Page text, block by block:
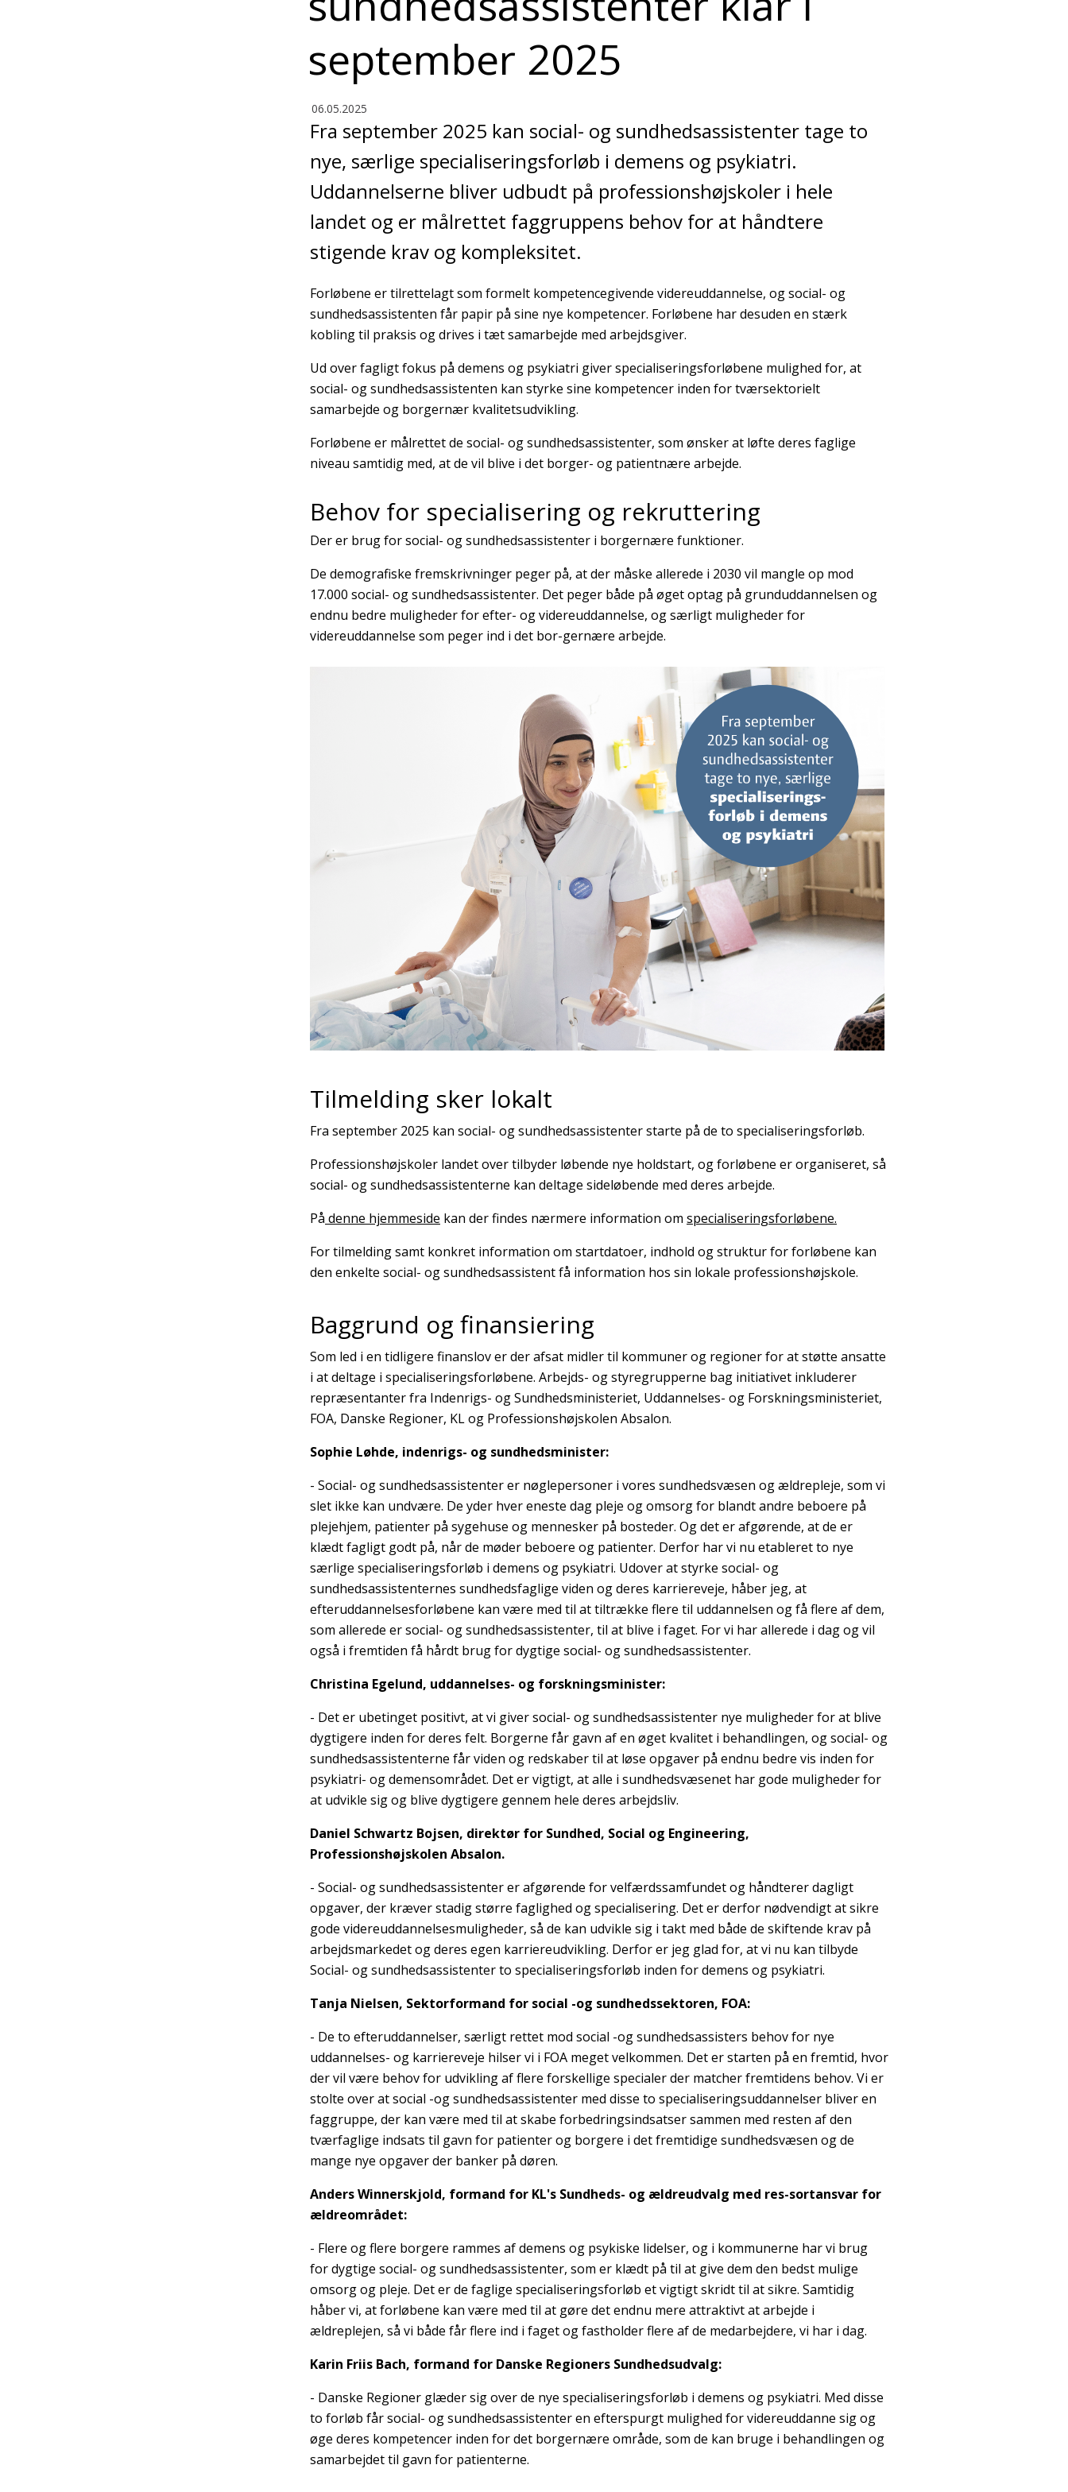
september 2025
06.05.2025
Fra september 2025 kan social- og sundhedsassistenter tage to
nye, særlige specialiseringsforløb i demens og psykiatri.
Uddannelserne bliver udbudt på professionshøjskoler i hele
landet og er målrettet faggruppens behov for at håndtere
stigende krav og kompleksitet.
Forløbene er tilrettelagt som formelt kompetencegivende videreuddannelse, og social- og
sundhedsassistenten får papir på sine nye kompetencer. Forløbene har desuden en stærk
kobling til praksis og drives i tæt samarbejde med arbejdsgiver.
Ud over fagligt fokus på demens og psykiatri giver specialiseringsforløbene mulighed for, at
social- og sundhedsassistenten kan styrke sine kompetencer inden for tværsektorielt
samarbejde og borgernær kvalitetsudvikling.
Forløbene er målrettet de social- og sundhedsassistenter, som ønsker at løfte deres faglige
niveau samtidig med, at de vil blive i det borger- og patientnære arbejde.
Behov for specialisering og rekruttering
Der er brug for social- og sundhedsassistenter i borgernære funktioner.
De demografiske fremskrivninger peger på, at der måske allerede i 2030 vil mangle op mod
17.000 social- og sundhedsassistenter. Det peger både på øget optag på grunduddannelsen og
endnu bedre muligheder for efter- og videreuddannelse, og særligt muligheder for
videreuddannelse som peger ind i det bor-gernære arbejde.
Tilmelding sker lokalt
Fra september 2025 kan social- og sundhedsassistenter starte på de to specialiseringsforløb.
Professionshøjskoler landet over tilbyder løbende nye holdstart, og forløbene er organiseret, så
social- og sundhedsassistenterne kan deltage sideløbende med deres arbejde.
På denne hjemmeside kan der findes nærmere information om specialiseringsforløbene.
For tilmelding samt konkret information om startdatoer, indhold og struktur for forløbene kan
den enkelte social- og sundhedsassistent få information hos sin lokale professionshøjskole.
Baggrund og finansiering
Som led i en tidligere finanslov er der afsat midler til kommuner og regioner for at støtte ansatte
i at deltage i specialiseringsforløbene. Arbejds- og styregrupperne bag initiativet inkluderer
repræsentanter fra Indenrigs- og Sundhedsministeriet, Uddannelses- og Forskningsministeriet,
FOA, Danske Regioner, KL og Professionshøjskolen Absalon.
Sophie Løhde, indenrigs- og sundhedsminister:
- Social- og sundhedsassistenter er nøglepersoner i vores sundhedsvæsen og ældrepleje, som vi
slet ikke kan undvære. De yder hver eneste dag pleje og omsorg for blandt andre beboere på
plejehjem, patienter på sygehuse og mennesker på bosteder. Og det er afgørende, at de er
klædt fagligt godt på, når de møder beboere og patienter. Derfor har vi nu etableret to nye
særlige specialiseringsforløb i demens og psykiatri. Udover at styrke social- og
sundhedsassistenternes sundhedsfaglige viden og deres karriereveje, håber jeg, at
efteruddannelsesforløbene kan være med til at tiltrække flere til uddannelsen og få flere af dem,
som allerede er social- og sundhedsassistenter, til at blive i faget. For vi har allerede i dag og vil
også i fremtiden få hårdt brug for dygtige social- og sundhedsassistenter.
Christina Egelund, uddannelses- og forskningsminister:
- Det er ubetinget positivt, at vi giver social- og sundhedsassistenter nye muligheder for at blive
dygtigere inden for deres felt. Borgerne får gavn af en øget kvalitet i behandlingen, og social- og
sundhedsassistenterne får viden og redskaber til at løse opgaver på endnu bedre vis inden for
psykiatri- og demensområdet. Det er vigtigt, at alle i sundhedsvæsenet har gode muligheder for
at udvikle sig og blive dygtigere gennem hele deres arbejdsliv.
Daniel Schwartz Bojsen, direktør for Sundhed, Social og Engineering,
Professionshøjskolen Absalon.
- Social- og sundhedsassistenter er afgørende for velfærdssamfundet og håndterer dagligt
opgaver, der kræver stadig større faglighed og specialisering. Det er derfor nødvendigt at sikre
gode videreuddannelsesmuligheder, så de kan udvikle sig i takt med både de skiftende krav på
arbejdsmarkedet og deres egen karriereudvikling. Derfor er jeg glad for, at vi nu kan tilbyde
Social- og sundhedsassistenter to specialiseringsforløb inden for demens og psykiatri.
Tanja Nielsen, Sektorformand for social -og sundhedssektoren, FOA:
- De to efteruddannelser, særligt rettet mod social -og sundhedsassisters behov for nye
uddannelses- og karriereveje hilser vi i FOA meget velkommen. Det er starten på en fremtid, hvor
der vil være behov for udvikling af flere forskellige specialer der matcher fremtidens behov. Vi er
stolte over at social -og sundhedsassistenter med disse to specialiseringsuddannelser bliver en
faggruppe, der kan være med til at skabe forbedringsindsatser sammen med resten af den
tværfaglige indsats til gavn for patienter og borgere i det fremtidige sundhedsvæsen og de
mange nye opgaver der banker på døren.
Anders Winnerskjold, formand for KL's Sundheds- og ældreudvalg med res-sortansvar for
ældreområdet:
- Flere og flere borgere rammes af demens og psykiske lidelser, og i kommunerne har vi brug
for dygtige social- og sundhedsassistenter, som er klædt på til at give dem den bedst mulige
omsorg og pleje. Det er de faglige specialiseringsforløb et vigtigt skridt til at sikre. Samtidig
håber vi, at forløbene kan være med til at gøre det endnu mere attraktivt at arbejde i
ældreplejen, så vi både får flere ind i faget og fastholder flere af de medarbejdere, vi har i dag.
Karin Friis Bach, formand for Danske Regioners Sundhedsudvalg:
- Danske Regioner glæder sig over de nye specialiseringsforløb i demens og psykiatri. Med disse
to forløb får social- og sundhedsassistenter en efterspurgt mulighed for videreuddanne sig og
øge deres kompetencer inden for det borgernære område, som de kan bruge i behandlingen og
samarbejdet til gavn for patienterne.